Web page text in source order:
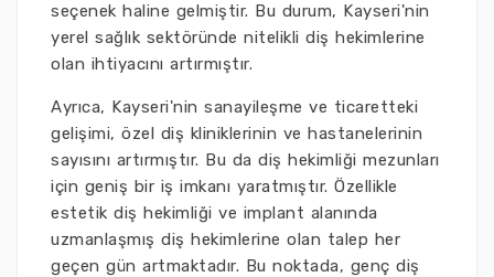
seçenek haline gelmiştir. Bu durum, Kayseri'nin
yerel sağlık sektöründe nitelikli diş hekimlerine
olan ihtiyacını artırmıştır.
Ayrıca, Kayseri'nin sanayileşme ve ticaretteki
gelişimi, özel diş kliniklerinin ve hastanelerinin
sayısını artırmıştır. Bu da diş hekimliği mezunları
için geniş bir iş imkanı yaratmıştır. Özellikle
estetik diş hekimliği ve implant alanında
uzmanlaşmış diş hekimlerine olan talep her
geçen gün artmaktadır. Bu noktada, genç diş